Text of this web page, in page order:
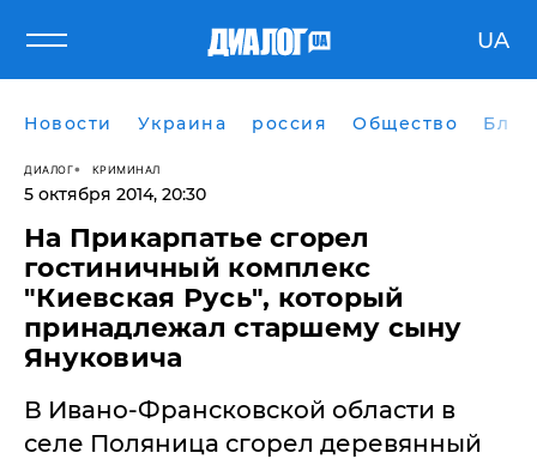
UA
Новости Украина россия Общество
ДИАЛОГ КРИМИНАЛ
5 октября 2014, 20:30
На Прикарпатье сгорел
гостиничный комплекс
"Киевская Русь", который
принадлежал старшему сыну
Януковича
​В Ивано-Франсковской области в
селе Поляница сгорел деревянный